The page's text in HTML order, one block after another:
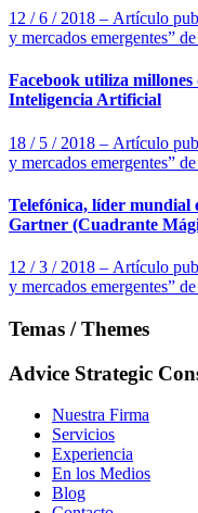
12 / 6 / 2018 – Artículo
y mercados emergentes”
Facebook utiliza
Inteligencia Artificial
18 / 5 / 2018 – Artículo
y mercados emergentes”
Telefónica, líder mundial
Gartner (Cuadrante
12 / 3 / 2018 – Artículo
y mercados emergentes”
Temas / Themes
Advice Strategic
Nuestra Firma
Servicios
Experiencia
En los Medios
Blog